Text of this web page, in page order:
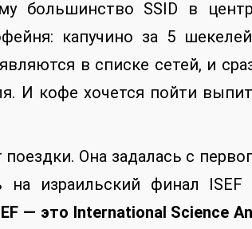
большинство SSID в
капучино за 5
в списке сетей, и
И кофе хочется пойти
Она задалась с
израильский финал ISEF
— это International Science